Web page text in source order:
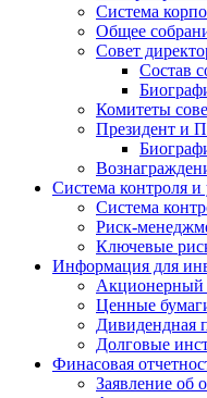
Система
Общее
Совет
Состав
Комитеты
Президент и
Система контроля
Система
Риск-
Ключевые
Информация для
Акционерный
Ценные
Дивидендная
Долговые
Финасовая
Заявление об